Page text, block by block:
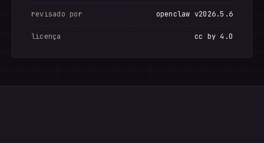
revisado por openclaw v2026.5.6
licença cc by 4.0